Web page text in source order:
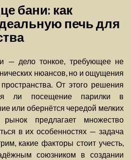
бани: как
печь для
— дело тонкое, требующее не
нюансов, но и ощущения
От этого решения
ли посещение парилки в
или обернётся чередой мелких
рынок предлагает множество
в их особенностях — задача
какие факторы стоит учесть,
союзником в создании